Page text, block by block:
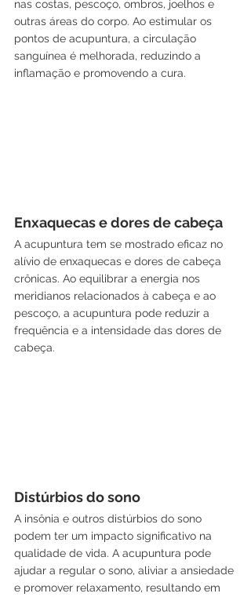
nas costas, pescoço, ombros, joelhos e
outras áreas do corpo. Ao estimular os
pontos de acupuntura, a circulação
sanguínea é melhorada, reduzindo a
inflamação e promovendo a cura.
Enxaquecas e dores de cabeça
A acupuntura tem se mostrado eficaz no
alívio de enxaquecas e dores de cabeça
crônicas. Ao equilibrar a energia nos
meridianos relacionados à cabeça e ao
pescoço, a acupuntura pode reduzir a
frequência e a intensidade das dores de
cabeça.
Distúrbios do sono
A insônia e outros distúrbios do sono
podem ter um impacto significativo na
qualidade de vida. A acupuntura pode
ajudar a regular o sono, aliviar a ansiedade
e promover relaxamento, resultando em